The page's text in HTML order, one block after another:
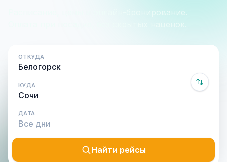
Расписание, цены и онлайн-бронирование.
Оплата при посадке, без скрытых наценок.
ОТКУДА
КУДА
ДАТА
Найти рейсы